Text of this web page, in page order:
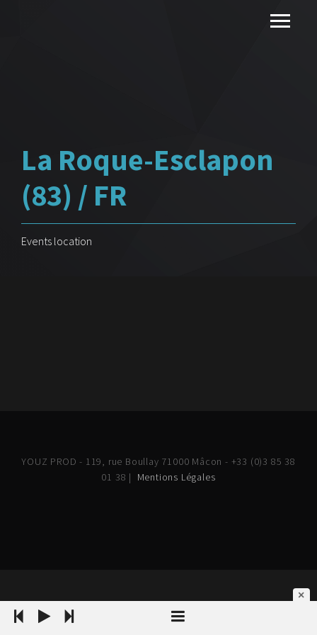
La Roque-Esclapon
(83) / FR
Events location
YOUZ PROD - 119, rue Boullay 71000 Mâcon - +33 (0)3 85 38
01 38 | Mentions Légales